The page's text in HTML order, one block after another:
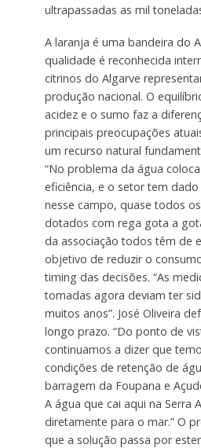
ultrapassadas as mil
A laranja é uma bandeira do
qualidade é reconhecida
citrinos do Algarve
produção nacional. O
acidez e o sumo faz a
principais preocupações
um recurso natural
“No problema da água
eficiência, e o setor tem
nesse campo, quase todos
dotados com rega gota a
da associação todos têm de
objetivo de reduzir o
timing das decisões. “As
tomadas agora deviam ter
muitos anos”. José Oliveira
longo prazo. “Do ponto de
continuamos a dizer que
condições de retenção de
barragem da Foupana e
A água que cai aqui na Serra
diretamente para o mar.” O
que a solução passa por